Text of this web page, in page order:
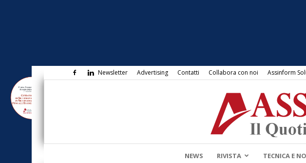
Newsletter Advertising Contatti Collabora con noi Assinform
NEWS RIVISTA TECNICA E